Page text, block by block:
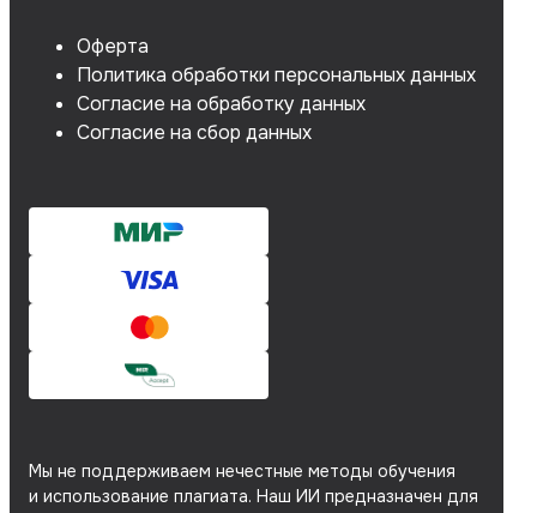
Оферта
Политика обработки персональных данных
Согласие на обработку данных
Согласие на сбор данных
Мы не поддерживаем нечестные методы обучения
и использование плагиата. Наш ИИ предназначен для